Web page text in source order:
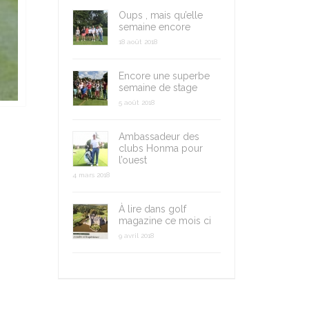
Oups , mais qu’elle
semaine encore
18 août 2018
Encore une superbe
semaine de stage
5 août 2018
Ambassadeur des
clubs Honma pour
l’ouest
4 mars 2018
À lire dans golf
magazine ce mois ci
9 avril 2018